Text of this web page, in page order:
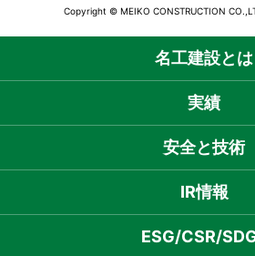
Copyright © MEIKO CONSTRUCTION
名工建設とは
実績
安全と技術
IR情報
ESG/CSR/